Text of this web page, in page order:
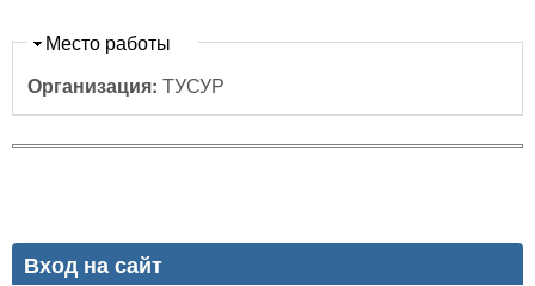
Скрыть
Место работы
Организация: ТУСУР
Вход на сайт